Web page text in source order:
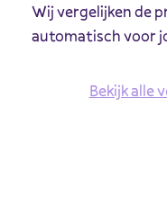
Wij vergelijken de
automatisch voor
Bekijk alle